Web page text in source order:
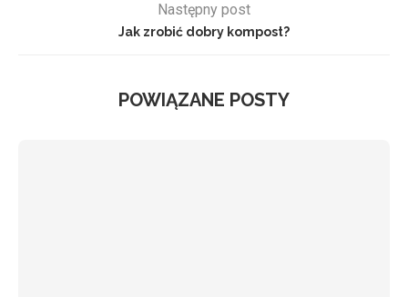
Następny post
Jak zrobić dobry kompost?
POWIĄZANE POSTY